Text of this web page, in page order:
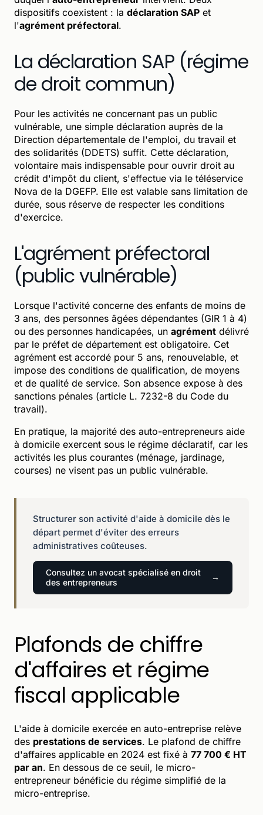
dispositifs coexistent : la déclaration SAP et
l'agrément préfectoral.
La déclaration SAP (régime
de droit commun)
Pour les activités ne concernant pas un public
vulnérable, une simple déclaration auprès de la
Direction départementale de l'emploi, du travail et
des solidarités (DDETS) suffit. Cette déclaration,
volontaire mais indispensable pour ouvrir droit au
crédit d'impôt du client, s'effectue via le téléservice
Nova de la DGEFP. Elle est valable sans limitation de
durée, sous réserve de respecter les conditions
d'exercice.
L'agrément préfectoral
(public vulnérable)
Lorsque l'activité concerne des enfants de moins de
3 ans, des personnes âgées dépendantes (GIR 1 à 4)
ou des personnes handicapées, un agrément délivré
par le préfet de département est obligatoire. Cet
agrément est accordé pour 5 ans, renouvelable, et
impose des conditions de qualification, de moyens
et de qualité de service. Son absence expose à des
sanctions pénales (article L. 7232-8 du Code du
travail).
En pratique, la majorité des auto-entrepreneurs aide
à domicile exercent sous le régime déclaratif, car les
activités les plus courantes (ménage, jardinage,
courses) ne visent pas un public vulnérable.
Structurer son activité d'aide à domicile dès le
départ permet d'éviter des erreurs
administratives coûteuses.
Consultez un avocat spécialisé en droit
des entrepreneurs
Plafonds de chiffre
d'affaires et régime
fiscal applicable
L'aide à domicile exercée en auto-entreprise relève
des prestations de services. Le plafond de chiffre
d'affaires applicable en 2024 est fixé à 77 700 € HT
par an. En dessous de ce seuil, le micro-
entrepreneur bénéficie du régime simplifié de la
micro-entreprise.